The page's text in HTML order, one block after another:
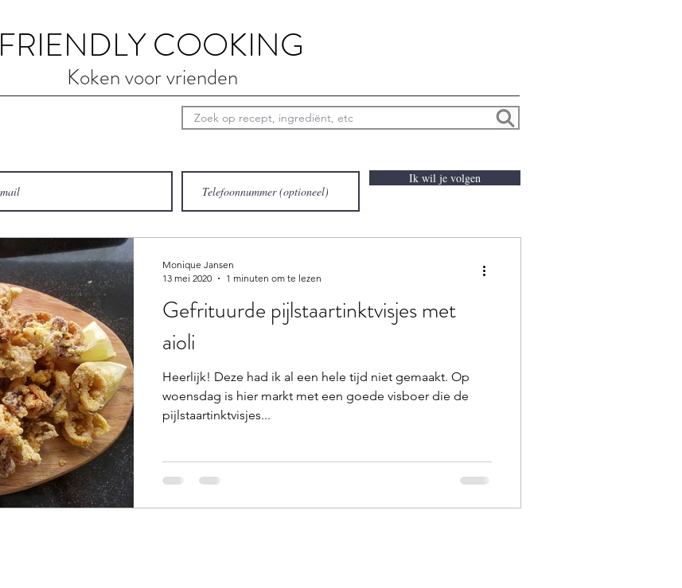
FRIENDLY COOKING
Koken voor vrienden
Gefrituurde pijlstaartinktvisjes met
aioli
Heerlijk! Deze had ik al een hele tijd niet gemaakt. Op
woensdag is hier markt met een goede visboer die de
pijlstaartinktvisjes...
Monique Jansen
13 mei 2020
1 minuten om te lezen
Ik wil je volgen